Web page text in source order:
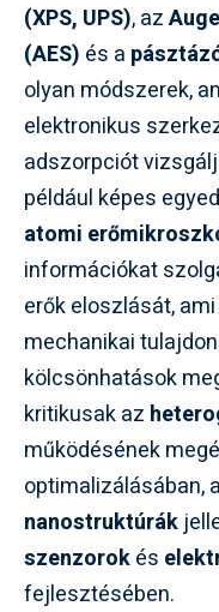
(XPS, UPS), az
(AES) és a
olyan módszerek,
elektronikus
adszorpciót
például képes
atomi
információkat
erők eloszlását,
mechanikai
kölcsönhatások
kritikusak az
működésének
optimalizálásában, a
nanostruktúrák
szenzorokés
fejlesztésében.